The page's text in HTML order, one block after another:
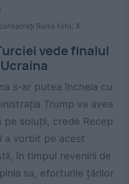
Sursa foto: X
vede finalul
s-ar putea încheia cu
Trump va avea
pe soluții, crede Recep
a vorbit pe acest
în timpul revenirii de
sa, eforturile țărilor